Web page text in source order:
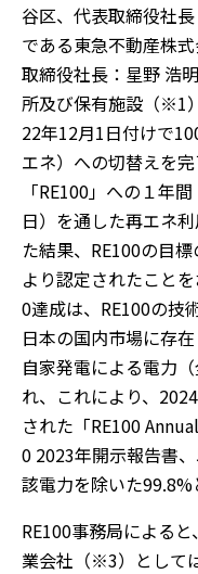
谷区、代表取締役社
である東急不動産株
取締役社長：星野 浩
所及び保有施設（※1
22年12月1日付けで
エネ）への切替えを
「RE100」への１年
日）を通した再エネ
た結果、RE100の目
より認定されたこと
0達成は、RE100の技
日本の国内市場に存
自家発電による電力
れ、これにより、
された「RE100
0 2023年開示報告書
該電力を除いた99.8%
RE100事務局による
業会社（※3）として